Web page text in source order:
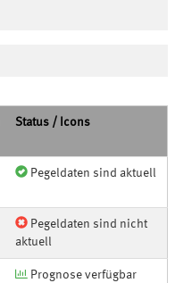
Status / Icons
Pegeldaten sind aktuell
Pegeldaten sind nicht
aktuell
Prognose verfügbar